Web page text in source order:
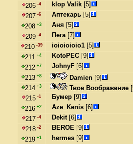
206 -4 klop Valik [5]
207 -6 Аптекарь [5]
208 +3 Аня [5]
209 -4 Пега[7]
210 -39 ioioioioio1 [5]
211 +4 KotoPEC [9]
212 +7 JohnyF [6]
213 +8 Damien [9]
214 +3 Твое Воображение
215 -1 Бумер [9]
216 +2 Aze_Kenis [6]
217 -4 Dekit[6]
218 -2 BEROE [9]
219 +1 hermes [9]